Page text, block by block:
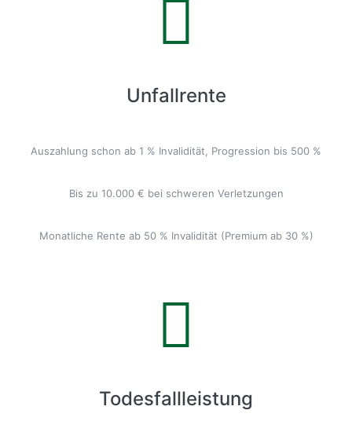
Unfallrente
Auszahlung schon ab 1 % Invalidität, Progression bis 500 %
Bis zu 10.000 € bei schweren Verletzungen
Monatliche Rente ab 50 % Invalidität (Premium ab 30 %)
Todesfallleistung